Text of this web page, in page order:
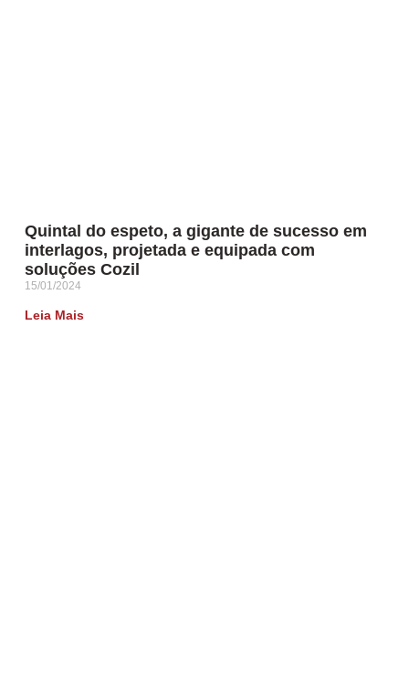
Quintal do espeto, a gigante de sucesso em
interlagos, projetada e equipada com
soluções Cozil
15/01/2024
Leia Mais